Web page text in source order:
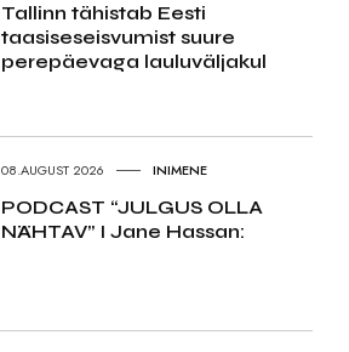
Tallinn tähistab Eesti
taasiseseisvumist suure
perepäevaga lauluväljakul
08.AUGUST 2026 INIMENE
PODCAST “JULGUS OLLA
NÄHTAV” I Jane Hassan: